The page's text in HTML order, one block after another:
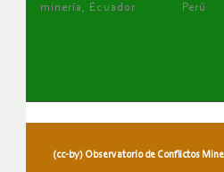
minería, Ecuador
Perú
(cc-by) Observatorio de Conflictos